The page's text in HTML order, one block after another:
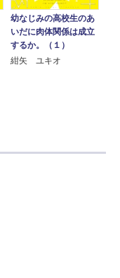
幼なじみの高校生のあ
いだに肉体関係は成立
するか。（１）
紺矢 ユキオ